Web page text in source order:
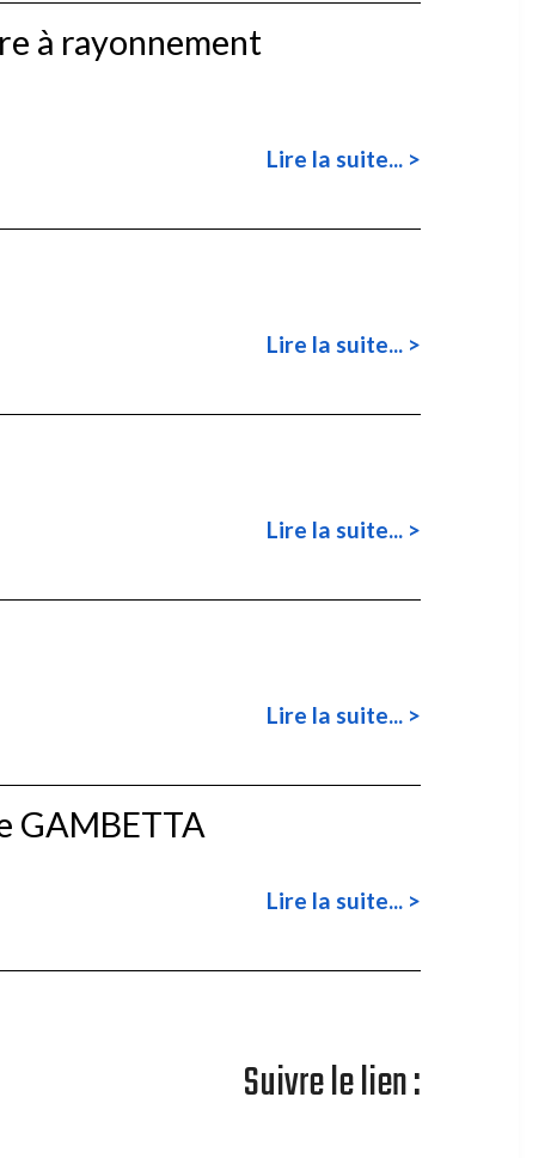
à rayonnement
Lire la suite... >
Lire la suite... >
Lire la suite... >
Lire la suite... >
GAMBETTA
Lire la suite... >
Suivre le lien :